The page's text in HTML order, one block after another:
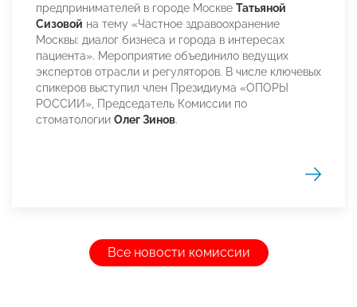
предпринимателей в городе Москве Татьяной
Сизовой на тему «Частное здравоохранение
Москвы: диалог бизнеса и города в интересах
пациента». Мероприятие объединило ведущих
экспертов отрасли и регуляторов. В числе ключевых
спикеров выступил член Президиума «ОПОРЫ
РОССИИ», Председатель Комиссии по
стоматологии Олег Зинов.
Все новости комиссии